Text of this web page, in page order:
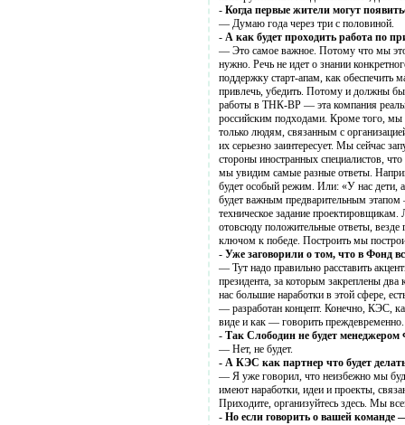
- Когда первые жители могут
— Думаю года через три с половиной.
- А как будет проходить работа по
— Это самое важное. Потому что мы
нужно. Речь не идет о знании
поддержку старт-апам, как обеспечить
привлечь, убедить. Потому и должны
работы в ТНК-BP — эта компания
российским подходами. Кроме того, мы
только людям, связанным с
их серьезно заинтересует. Мы сейчас
стороны иностранных специалистов,
мы увидим самые разные ответы.
будет особый режим. Или: «У нас дети,
будет важным предварительным
техническое задание
отовсюду положительные ответы,
ключом к победе. Построить мы
- Уже заговорили о том, что в Фонд
— Тут надо правильно расставить
президента, за которым закреплены
нас большие наработки в этой сфере,
— разработан концепт. Конечно, КЭС,
виде и как — говорить
- Так Слободин не будет менеджером
— Нет, не будет.
- А КЭС как партнер что будет
— Я уже говорил, что неизбежно мы
имеют наработки, идеи и проекты,
Приходите, организуйтесь здесь. Мы
- Но если говорить о вашей команде